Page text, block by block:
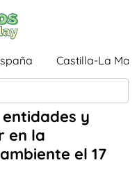
Castilla-La
entidades y
en la
el 17